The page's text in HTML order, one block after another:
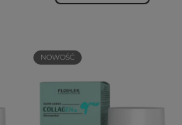
NOWOŚĆ